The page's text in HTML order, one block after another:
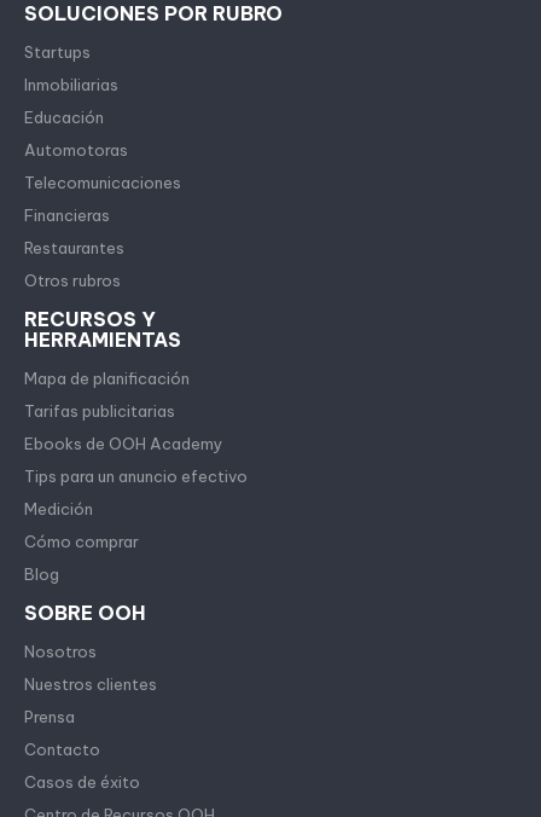
SOLUCIONES POR RUBRO
Startups
Inmobiliarias
Educación
Automotoras
Telecomunicaciones
Financieras
Restaurantes
Otros rubros
RECURSOS Y
HERRAMIENTAS
Mapa de planificación
Tarifas publicitarias
Ebooks de OOH Academy
Tips para un anuncio efectivo
Medición
Cómo comprar
Blog
SOBRE OOH
Nosotros
Nuestros clientes
Prensa
Contacto
Casos de éxito